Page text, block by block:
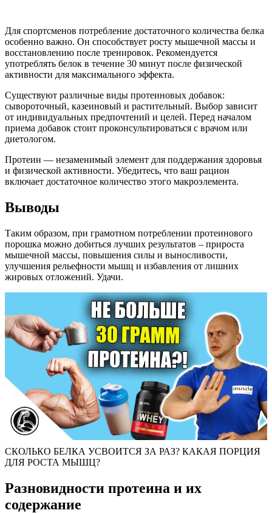
Для спортсменов потребление достаточного количества белка
особенно важно. Он способствует росту мышечной массы и
восстановлению после тренировок. Рекомендуется
употреблять белок в течение 30 минут после физической
активности для максимального эффекта.
Существуют различные виды протеиновых добавок:
сывороточный, казеиновый и растительный. Выбор зависит
от индивидуальных предпочтений и целей. Перед началом
приема добавок стоит проконсультироваться с врачом или
диетологом.
Протеин — незаменимый элемент для поддержания здоровья
и физической активности. Убедитесь, что ваш рацион
включает достаточное количество этого макроэлемента.
Выводы
Таким образом, при грамотном потреблении протеинового
порошка можно добиться лучших результатов – прироста
мышечной массы, повышения силы и выносливости,
улучшения рельефности мышц и избавления от лишних
жировых отложений. Удачи.
СКОЛЬКО БЕЛКА УСВОИТСЯ ЗА РАЗ? КАКАЯ ПОРЦИЯ
ДЛЯ РОСТА МЫШЦ?
Разновидности протеина и их
содержание